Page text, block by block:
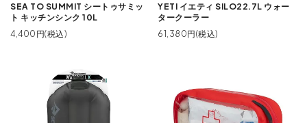
SEA TO SUMMIT シートゥサミッ
ト キッチンシンク 10L
4,400円(税込)
YETI イエティ SILO22.7L ウォー
タークーラー
61,380円(税込)